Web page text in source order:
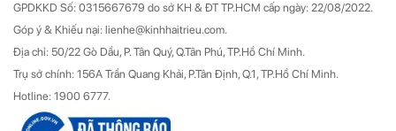
GPDKKD Số: 0315667679 do sở KH & ĐT TP.HCM cấp ngày: 22/08/2022.
Góp ý & Khiếu nại: lienhe@kinhhaitrieu.com.
Địa chỉ: 50/22 Gò Dầu, P. Tân Quý, Q.Tân Phú, TP.Hồ Chí Minh.
Trụ sở chính: 156A Trần Quang Khải, P.Tân Định, Q.1, TP.Hồ Chí Minh.
Hotline: 1900 6777.